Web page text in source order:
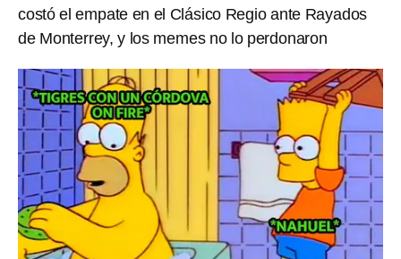
costó el empate en el Clásico Regio ante Rayados
de Monterrey, y los memes no lo perdonaron